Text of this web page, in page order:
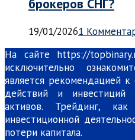
брокеров СНГ?
19/01/20261
На сайте https://
исключительно
является рекомендацией
действий и инвестиций
активов. Трейдинг,
инвестиционной
потери капитала.